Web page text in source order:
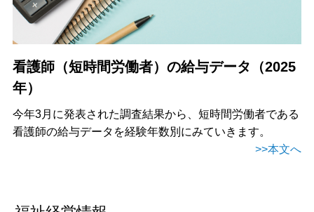
看護師（短時間労働者）の給与データ（2025
年）
今年3月に発表された調査結果から、短時間労働者である
看護師の給与データを経験年数別にみていきます。
>>本文へ